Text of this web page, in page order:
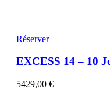
Réserver
EXCESS 14 – 10
5429,00 €